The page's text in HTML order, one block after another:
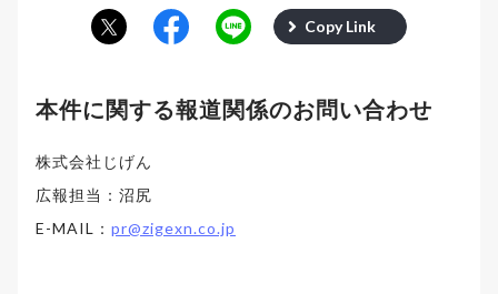
Copy Link
本件に関する報道関係のお問い合わせ
株式会社じげん
広報担当：沼尻
E-MAIL： pr@zigexn.co.jp